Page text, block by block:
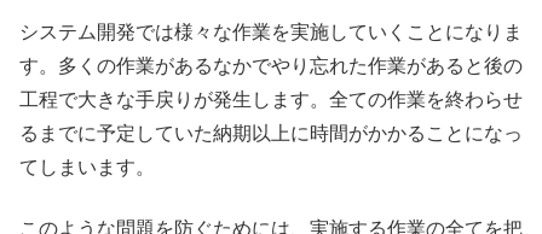
システム開発では様々な作業を実施していくことになりま
す。多くの作業があるなかでやり忘れた作業があると後の
工程で大きな手戻りが発生します。全ての作業を終わらせ
るまでに予定していた納期以上に時間がかかることになっ
てしまいます。
このような問題を防ぐためには、実施する作業の全てを把